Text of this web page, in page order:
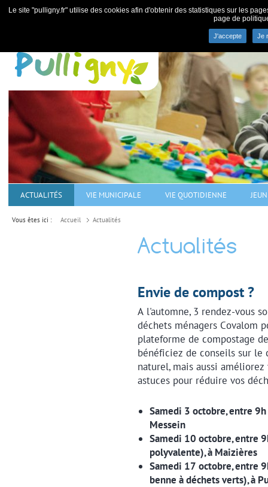
Le site "pulligny.fr" utilise des cookies afin d'obtenir des statistiques sur les
page de
J'accepte Je
Commune de Pulligny -
ACTUALITÉS VIE MUNICIPALE VIE QUOTIDIENNE
Vous êtes ici : Accueil Actualités
Actualités
Envie de compost ?
A l'automne, 3 rendez-vous
déchets ménagers Covalom
plateforme de compostage
bénéficiez de conseils sur le
naturel, mais aussi
astuces pour réduire vos
Samedi 3 octobre, entre
Messein
Samedi 10 octobre, entre
polyvalente), à Maizières
Samedi 17 octobre, entre
benne à déchets verts), à